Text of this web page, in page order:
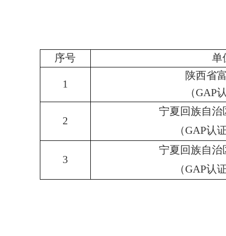
序号 单
1
陕西省
（GAP
2
宁夏回族自治
（GAP认
3
宁夏回族自治
（GAP认